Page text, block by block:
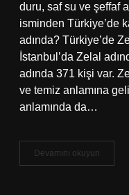
duru, saf su ve şeffaf
isminden Türkiye’de
adında? Türkiye’de
İstanbul’da Zelal
adında 371 kişi var.
ve temiz anlamına
anlamında da…
Devamını okuyun
Ismi